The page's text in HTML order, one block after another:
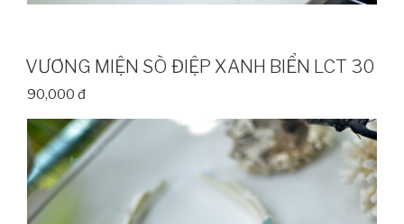
VƯƠNG MIỆN SÒ ĐIỆP XANH BIỂN LCT 30
90,000 đ